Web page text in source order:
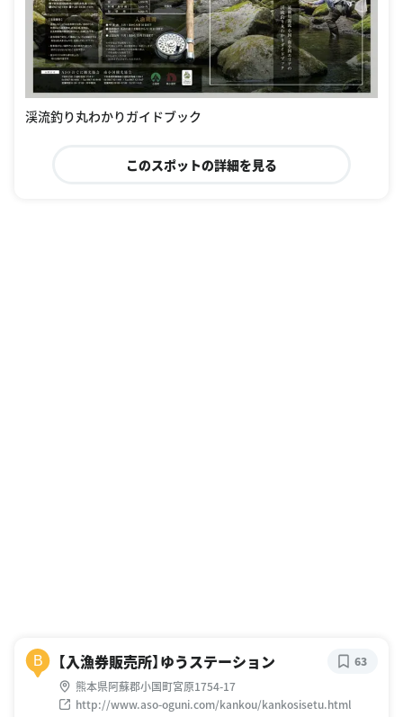
渓流釣り丸わかりガイドブック
このスポットの詳細を見る
B 【入漁券販売所】ゆうステーション
熊本県阿蘇郡小国町宮原1754-17
http://www.aso-oguni.com/kankou/kankosisetu.html
63